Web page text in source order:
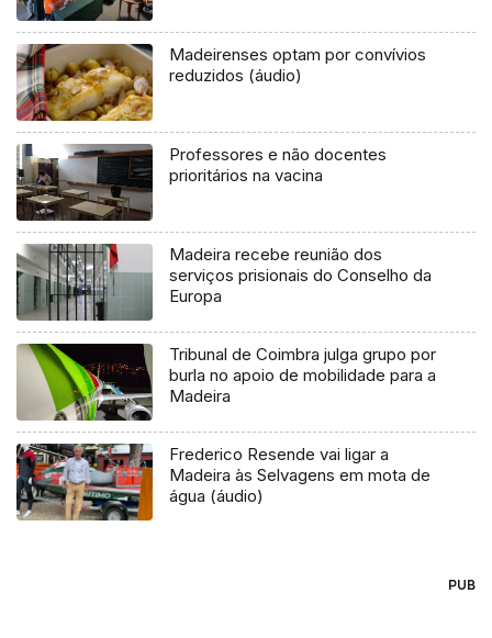
Madeirenses optam por convívios
reduzidos (áudio)
Professores e não docentes
prioritários na vacina
Madeira recebe reunião dos
serviços prisionais do Conselho da
Europa
Tribunal de Coimbra julga grupo por
burla no apoio de mobilidade para a
Madeira
Frederico Resende vai ligar a
Madeira às Selvagens em mota de
água (áudio)
PUB